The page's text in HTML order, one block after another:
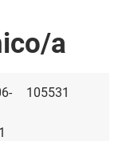
a
105531